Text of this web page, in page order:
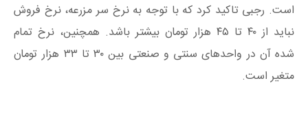
است. رجبی تاکید کرد که با توجه به نرخ سر مزرعه، نرخ فروش
نباید از ۴۰ تا ۴۵ هزار تومان بیشتر باشد. همچنین، نرخ تمام
شده آن در واحدهای سنتی و صنعتی بین ۳۰ تا ۳۳ هزار تومان
متغیر است.